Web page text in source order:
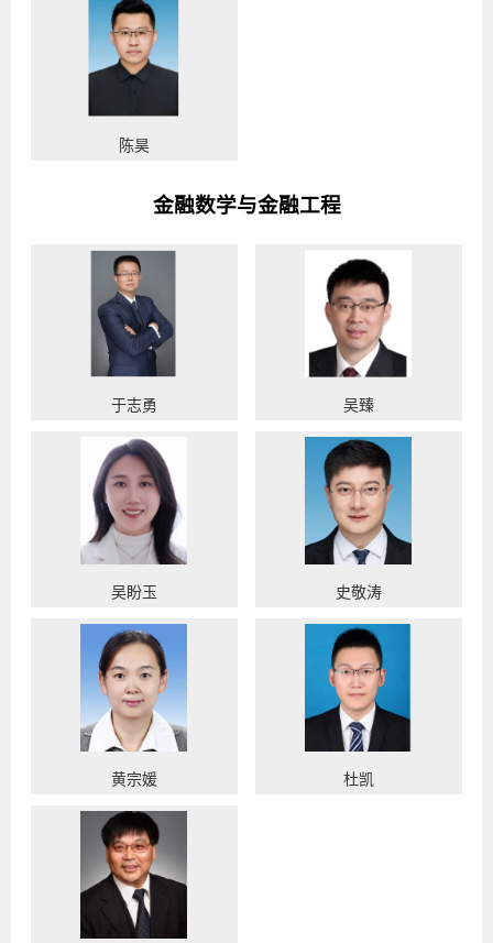
陈昊
金融数学与金融工程
于志勇 吴臻
吴盼玉 史敬涛
黄宗媛 杜凯